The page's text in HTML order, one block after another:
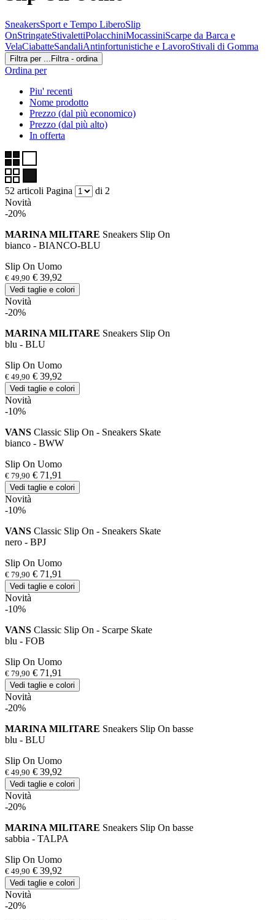
SneakersSport e Tempo LiberoSlip
OnStringateStivalettiPolacchiniMocassiniScarpe da Barca e
VelaCiabatteSandaliAntinfortunistiche e LavoroStivali di Gomma
Filtra per ... Filtra - ordina
Ordina per
Piu' recenti
Nome prodotto
Prezzo (dal più economico)
Prezzo (dal più alto)
In offerta
52 articoli Pagina
di 2
Novità
-20%
MARINA MILITARE Sneakers Slip On
bianco - BIANCO-BLU
Slip On Uomo
€ 49,90 € 39,92
Vedi taglie e colori
Novità
-20%
MARINA MILITARE Sneakers Slip On
blu - BLU
Slip On Uomo
€ 49,90 € 39,92
Vedi taglie e colori
Novità
-10%
VANS Classic Slip On - Sneakers Skate
bianco - BWW
Slip On Uomo
€ 79,90 € 71,91
Vedi taglie e colori
Novità
-10%
VANS Classic Slip On - Sneakers Skate
nero - BPJ
Slip On Uomo
€ 79,90 € 71,91
Vedi taglie e colori
Novità
-10%
VANS Classic Slip On - Scarpe Skate
blu - FOB
Slip On Uomo
€ 79,90 € 71,91
Vedi taglie e colori
Novità
-20%
MARINA MILITARE Sneakers Slip On basse
blu - BLU
Slip On Uomo
€ 49,90 € 39,92
Vedi taglie e colori
Novità
-20%
MARINA MILITARE Sneakers Slip On basse
sabbia - TALPA
Slip On Uomo
€ 49,90 € 39,92
Vedi taglie e colori
Novità
-20%